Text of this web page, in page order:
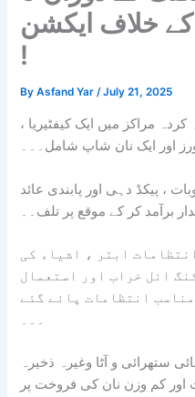
خلاف ایکشن
!
ByAsfand Yar /July 21, 2025
کردہ مراکز میں ایک کیفٹیریا ،
اور ایک نان شاپ شامل۔۔۔
، پیکڈ دہی اور پابندی عائد
برآمد کر کے موقع پر تلف۔۔
ابتر ، اشیاء کی
ائل خراب اور استعمال
انتظامات پائے گئے
۔۔۔
ستھرائی و آٹا وغیرہ ذخیرہ
اور کم وزن نان کی فروخت پر